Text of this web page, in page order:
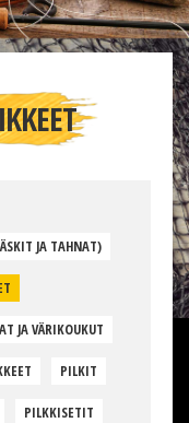
JA TAHNAT)
JA VÄRIKOUKUT
PILKIT
PILKKISETIT